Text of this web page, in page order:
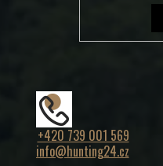
+420 739 001 569
info@hunting24.cz